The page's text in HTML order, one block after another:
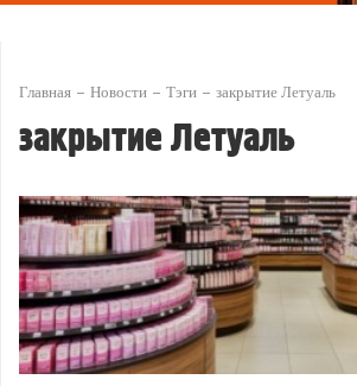
Главная Новости Тэги закрытие Летуаль
закрытие Летуаль